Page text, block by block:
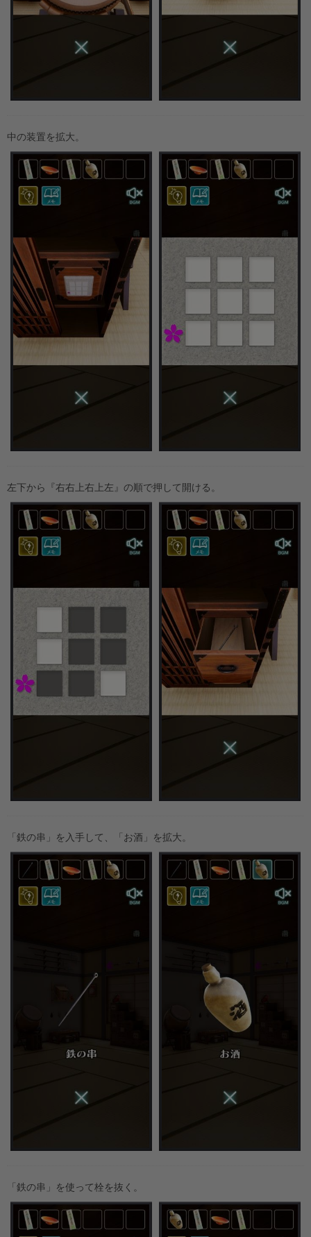
中の装置を拡大。
左下から『右右上右上左』の順で押して開ける。
「鉄の串」を入手して、「お酒」を拡大。
「鉄の串」を使って栓を抜く。